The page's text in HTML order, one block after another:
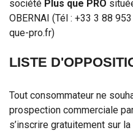
société Plus que PRO
OBERNAI (Tél : +33 3 88
que-pro.fr)
LISTE
Tout consommateur ne
prospection commerciale
s’inscrire gratuitement sur